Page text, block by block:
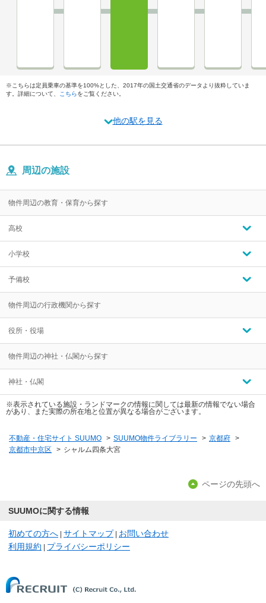
※こちらは定員乗車の基準を100%とした、2017年の国土交通省のデータより抜粋していま
す。詳細について、
こちらをご覧ください。
他の駅を見る
周辺の施設
物件周辺の教育・保育から探す
高校
小学校
予備校
物件周辺の行政機関から探す
役所・役場
物件周辺の神社・仏閣から探す
神社・仏閣
※表示されている施設・ランドマークの情報に関しては最新の情報でない場合
があり、また実際の所在地と位置が異なる場合がございます。
不動産・住宅サイト SUUMO > SUUMO物件ライブラリー > 京都府 >
京都市中京区
> シャルム四条大宮
ページの先頭へ
SUUMOに関する情報
初めての方へ サイトマップ
お問い合わせ
利用規約
プライバシーポリシー